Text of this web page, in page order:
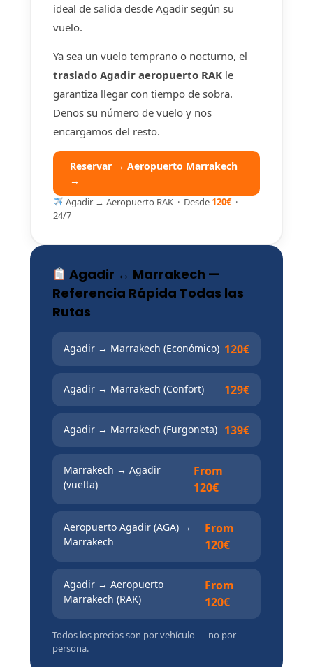
ideal de salida desde Agadir según su
vuelo.
Ya sea un vuelo temprano o nocturno, el
traslado Agadir aeropuerto RAK le
garantiza llegar con tiempo de sobra.
Denos su número de vuelo y nos
encargamos del resto.
Reservar → Aeropuerto Marrakech
→
Agadir → Aeropuerto RAK · Desde 120€·
24/7
Agadir ↔ Marrakech —
Referencia Rápida Todas las
Rutas
Agadir → Marrakech (Económico) 120€
Agadir → Marrakech (Confort) 129€
Agadir → Marrakech (Furgoneta) 139€
Marrakech → Agadir
(vuelta)
From
120€
Aeropuerto Agadir (AGA) →
Marrakech
From
120€
Agadir → Aeropuerto
Marrakech (RAK)
From
120€
Todos los precios son por vehículo — no por
persona.